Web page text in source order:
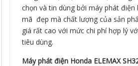
chọn và tin dùng bởi máy phát
mã đẹp mà chất lượng của sản
giá rất cao với mức chi phí hợp lý
tiêu dùng.
Máy phát điện Honda ELEMAX